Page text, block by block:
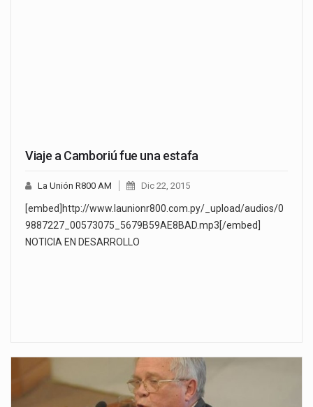
Viaje a Camboriú fue una estafa
La Unión R800 AM Dic 22, 2015
[embed]http://www.launionr800.com.py/_upload/audios/0
9887227_00573075_5679B59AE8BAD.mp3[/embed]
NOTICIA EN DESARROLLO